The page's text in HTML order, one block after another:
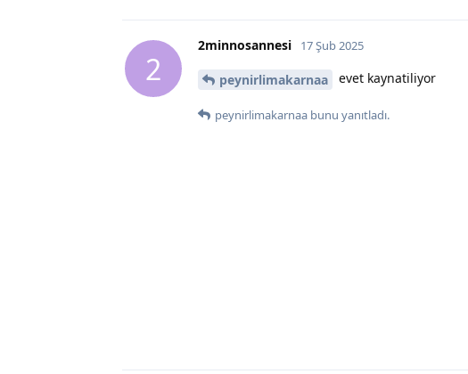
2
2minnosannesi 17 Şub 2025
peynirlimakarnaa evet kaynatiliyor
peynirlimakarnaa bunu yanıtladı.